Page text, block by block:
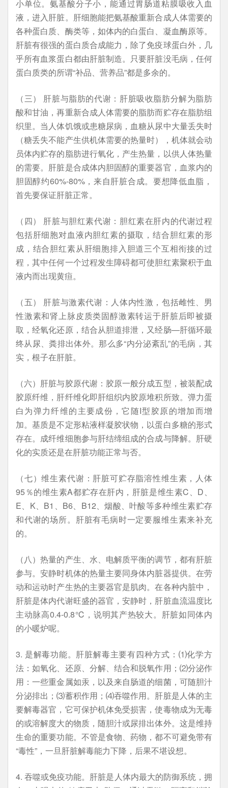
小单位。氨基酸分子小，能通过胃肠道粘膜吸收入血
液，进入肝脏。肝细胞能把氨基酸重新合成人体需要的
各种蛋白质、酶类等，如体内的白蛋白、凝血酶原等。
肝脏有很强的蛋白质合成能力，除了免疫球蛋白外，几
乎所有血浆蛋白都由肝脏制造。只要肝脏没毛病，任何
蛋白质类的所谓“补品、营养品”都是多余的。
（三） 肝脏与脂肪的代谢：肝脏吸收脂肪分解为脂肪
酸和甘油，再重新合成人体需要的脂肪而贮存在脂肪组
织里。当人体饥饿或患糖尿病，血糖从尿中大量丢失时
（糖丢失不能产生供机体需要的热量时），机体就会动
员体内贮存的脂肪进行氧化，产生热量，以供人体热量
的需要。肝脏是合成体内胆固醇的重要器官，血浆内的
胆固醇约60%-80%，来自肝脏合成。要想降低血脂，
首先要保证肝脏正常。
（四） 肝脏与胆红素代谢：胆红素在肝内的代谢过程
包括肝细胞对血液内胆红素的摄取，结合胆红素的形
成，结合胆红素从肝细胞排入胆道三个互相衔接的过
程，其中任何一个过程发生障碍都可使胆红素聚积于血
液内而出现黄疸。
（五） 肝脏与激素代谢：人体内性激，包括雌性、男
性激素和肾上脉皮质类固醇激素转运于肝脏后即被摄
取，经氧化还原，结合从胆道排泄，又经肠—肝循环最
终从尿、粪排出体外。那么多“内分泌紊乱”的毛病，其
实，根子在肝脏。
（六）肝脏与胶原代谢：胶原一般分成五型，被装配成
胶原纤维，肝纤维化即肝组织内胶原堆积所致。弹力蛋
白为弹力纤维的主要成份，它随I型胶原的增加而增
加。基质是不定形粘液样凝胶状物，以蛋白多糖的形式
存在。成纤维细胞参与肝结缔组成的合成与降解。肝硬
化的实质还是在肝脏功能正常与否。
（七）维生素代谢：肝脏可贮存脂溶性维生素，人体
95％的维生素A都贮存在肝内，肝脏是维生素C、D、
E、K、B1、B6、B12、烟酸、叶酸等多种维生素贮存
和代谢的场所。肝脏有毛病时一定要服维生素来补充
的。
（八）热量的产生、水、电解质平衡的调节，都有肝脏
参与。安静时机体的热量主要同身体内脏器提供。在劳
动和运动时产生热的主要器官是肌肉。在各种内脏中，
肝脏是体内代谢旺盛的器官，安静时，肝脏血流温度比
主动脉高0.4-0.8℃，说明其产热较大。肝脏如同体内
的小暖炉呢。
3. 是解毒功能。肝脏解毒主要有四种方式：⑴化学方
法：如氧化、还原、分解、结合和脱氧作用；⑵分泌作
用：一些重金属如汞，以及来自肠道的细菌，可随胆汁
分泌排出；⑶蓄积作用；⑷吞噬作用。肝脏是人体的主
要解毒器官，它可保护机体免受损害，使毒物成为无毒
的或溶解度大的物质，随胆汁或尿排出体外。这是维持
生命的重要功能。不管是食物、药物，都不可避免带有
“毒性”，一旦肝脏解毒能力下降，后果不堪设想。
4. 吞噬或免疫功能。肝脏是人体内最大的防御系统，拥